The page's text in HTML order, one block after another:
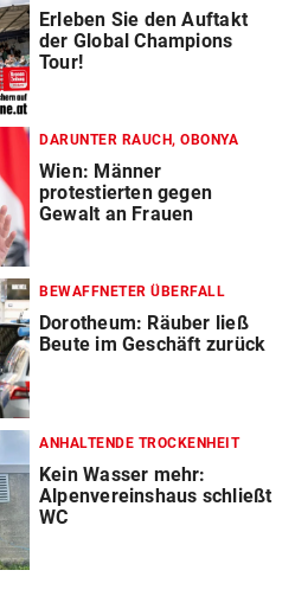
Erleben Sie den Auftakt
der Global Champions
Tour!
DARUNTER RAUCH, OBONYA
Wien: Männer
protestierten gegen
Gewalt an Frauen
BEWAFFNETER ÜBERFALL
Dorotheum: Räuber ließ
Beute im Geschäft zurück
ANHALTENDE TROCKENHEIT
Kein Wasser mehr:
Alpenvereinshaus schließt
WC